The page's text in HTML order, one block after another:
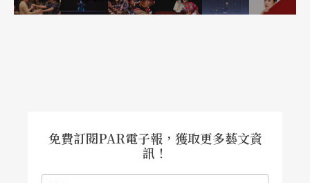
的鑿痕畢露，但這支舞作也宣告了台灣現代舞愈來
著身體在現代氣息中的調和感，但問題是合理的現
代氣息不過是淨化了身體成為一種秩序，也是現代
免費訂閱PAR電子報，獲取更多藝文資
訊！